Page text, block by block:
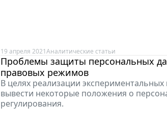
19 апреля 2021Аналитические статьи
Проблемы защиты персональных
правовых режимов
В целях реализации
вывести некоторые положения о
регулирования.